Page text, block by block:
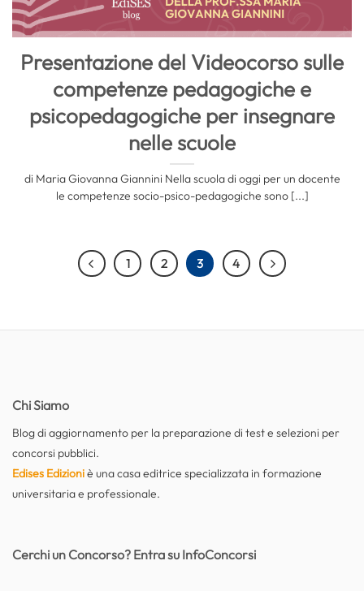
Presentazione del Videocorso sulle
competenze pedagogiche e
psicopedagogiche per insegnare
nelle scuole
di Maria Giovanna Giannini Nella scuola di oggi per un docente
le competenze socio-psico-pedagogiche sono [...]
1 2 3 4
Chi Siamo
Blog di aggiornamento per la preparazione di test e selezioni per
concorsi pubblici.
Edises Edizioniè una casa editrice specializzata in formazione
universitaria e professionale.
Cerchi un Concorso? Entra su InfoConcorsi